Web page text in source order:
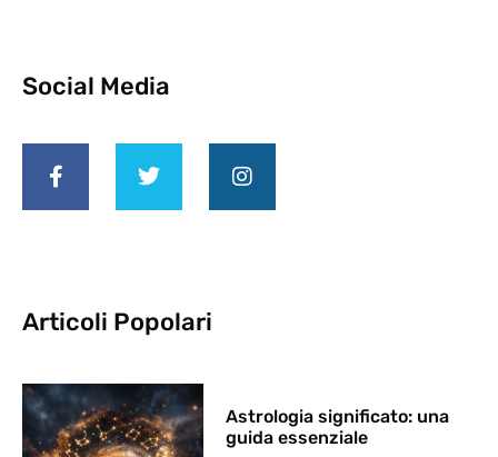
Social Media
Articoli Popolari
Astrologia significato: una
guida essenziale